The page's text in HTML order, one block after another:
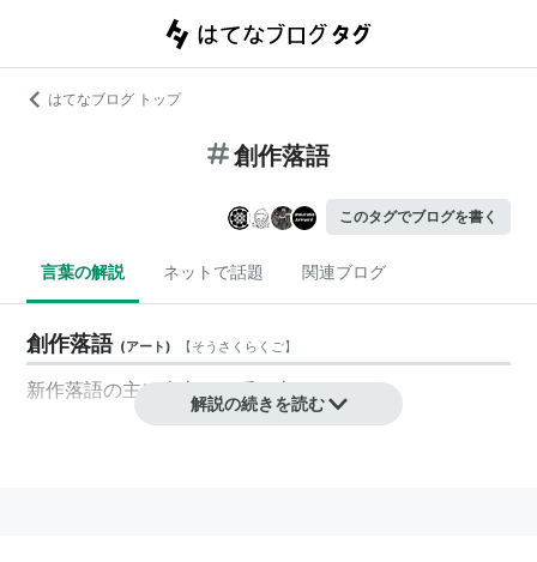
はてなブログ トップ
創作落語
このタグでブログを書く
言葉の解説 ネットで話題 関連ブログ
創作落語 (アート) 【そうさくらくご】
新作落語の主に上方での呼び方。
解説の続きを読む